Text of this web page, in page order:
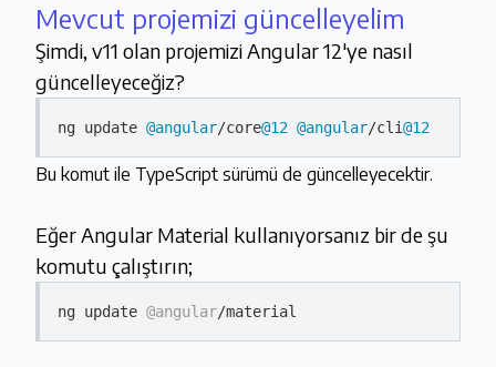
Mevcut projemizi güncelleyelim
Şimdi, v11 olan projemizi Angular 12'ye nasıl
güncelleyeceğiz?
ng update @angular/core@12 @angular/cli@12
Bu komut ile TypeScript sürümü de güncelleyecektir.
Eğer Angular Material kullanıyorsanız bir de şu
komutu çalıştırın;
ng update @angular/material